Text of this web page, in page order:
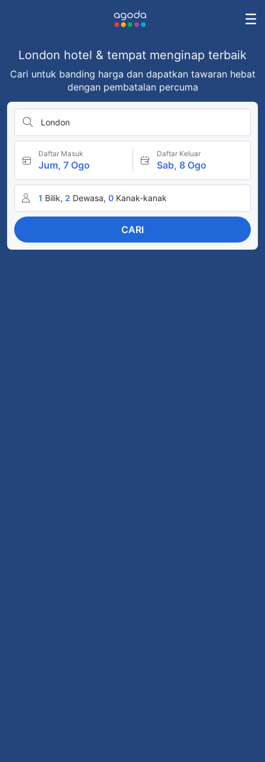
London hotel & tempat menginap terbaik
Cari untuk banding harga dan dapatkan tawaran hebat
dengan pembatalan percuma
London
Daftar Masuk
Jum, 7 Ogo
Daftar Keluar
Sab, 8 Ogo
1 Bilik, 2 Dewasa, 0 Kanak-kanak
CARI